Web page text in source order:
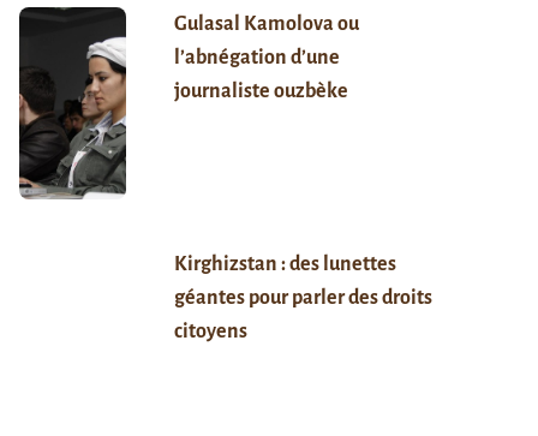
Gulasal Kamolova ou
l’abnégation d’une
journaliste ouzbèke
Kirghizstan : des lunettes
géantes pour parler des droits
citoyens